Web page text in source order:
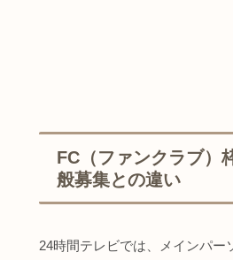
FC（ファンクラブ）
般募集との違い
24時間テレビでは、メインパー